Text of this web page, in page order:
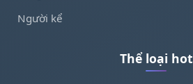
Người kể
Thể loại hot